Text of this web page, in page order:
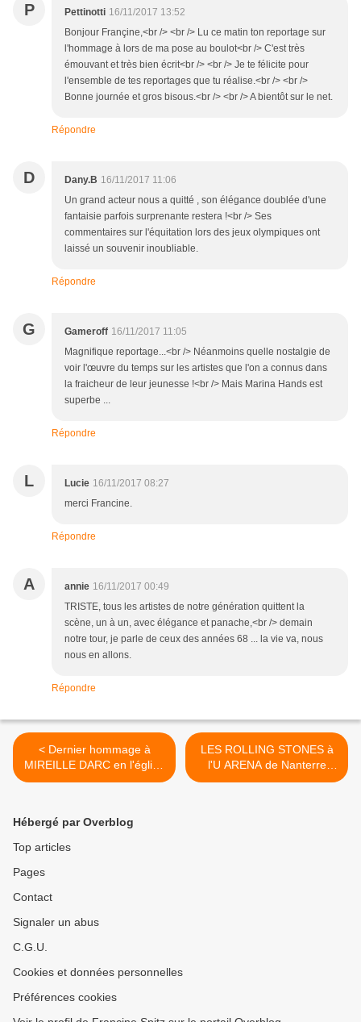
P Pettinotti 16/11/2017 13:52
Bonjour Françine,<br /> <br /> Lu ce matin ton reportage sur
l'hommage à lors de ma pose au boulot<br /> C'est très
émouvant et très bien écrit<br /> <br /> Je te félicite pour
l'ensemble de tes reportages que tu réalise.<br /> <br />
Bonne journée et gros bisous.<br /> <br /> A bientôt sur le net.
Répondre
D Dany.B 16/11/2017 11:06
Un grand acteur nous a quitté , son élégance doublée d'une
fantaisie parfois surprenante restera !<br /> Ses
commentaires sur l'équitation lors des jeux olympiques ont
laissé un souvenir inoubliable.
Répondre
G Gameroff 16/11/2017 11:05
Magnifique reportage...<br /> Néanmoins quelle nostalgie de
voir l'œuvre du temps sur les artistes que l'on a connus dans
la fraicheur de leur jeunesse !<br /> Mais Marina Hands est
superbe ...
Répondre
L Lucie 16/11/2017 08:27
merci Francine.
Répondre
A annie 16/11/2017 00:49
TRISTE, tous les artistes de notre génération quittent la
scène, un à un, avec élégance et panache,<br /> demain
notre tour, je parle de ceux des années 68 ... la vie va, nous
nous en allons.
Répondre
< Dernier hommage à
MIREILLE DARC en l'église
Saint-Sulpice à Paris
LES ROLLING STONES à
l'U ARENA de Nanterre
(25/10/2017) >
Hébergé par Overblog
Top articles
Pages
Contact
Signaler un abus
C.G.U.
Cookies et données personnelles
Préférences cookies